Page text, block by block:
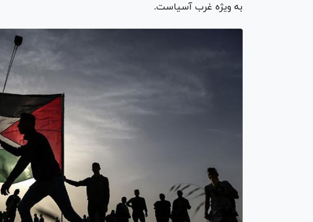
به ویژه غرب آسیاست.